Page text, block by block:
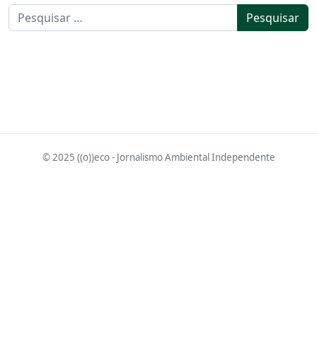
Pesquisar por:
© 2025 ((o))eco - Jornalismo Ambiental Independente